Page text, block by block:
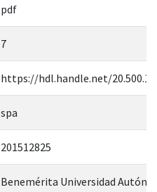
pdf
7
https://hdl.handle.net/
spa
201512825
Benemérita Universidad